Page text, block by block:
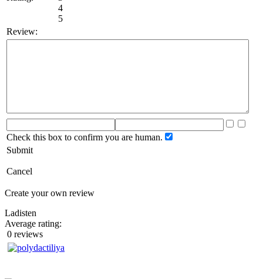
4
5
Review:
Check this box to confirm you are human.
Submit
Cancel
Create your own review
Ladisten
Average rating:
0 reviews